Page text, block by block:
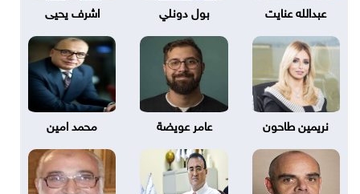
عبدالله عنايت بول دونلي اشرف يحيى
نريمين طاحون عامر عويضة محمد امين